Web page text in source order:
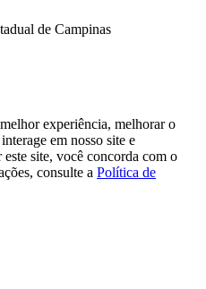
de Campinas
experiência, melhorar o
em nosso site e
site, você concorda com o
consulte a Política de